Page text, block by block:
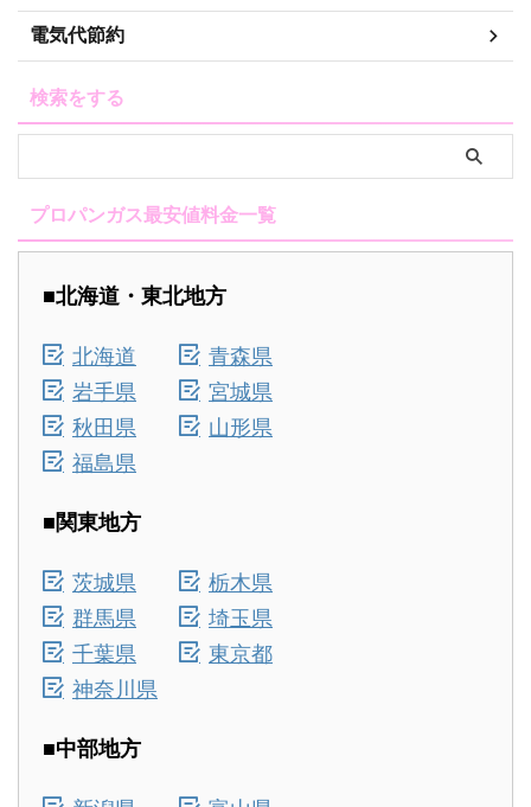
電気代節約
検索をする
プロパンガス最安値料金一覧
■北海道・東北地方
北海道
青森県
岩手県
宮城県
秋田県
山形県
福島県
■関東地方
茨城県
栃木県
群馬県
埼玉県
千葉県
東京都
神奈川県
■中部地方